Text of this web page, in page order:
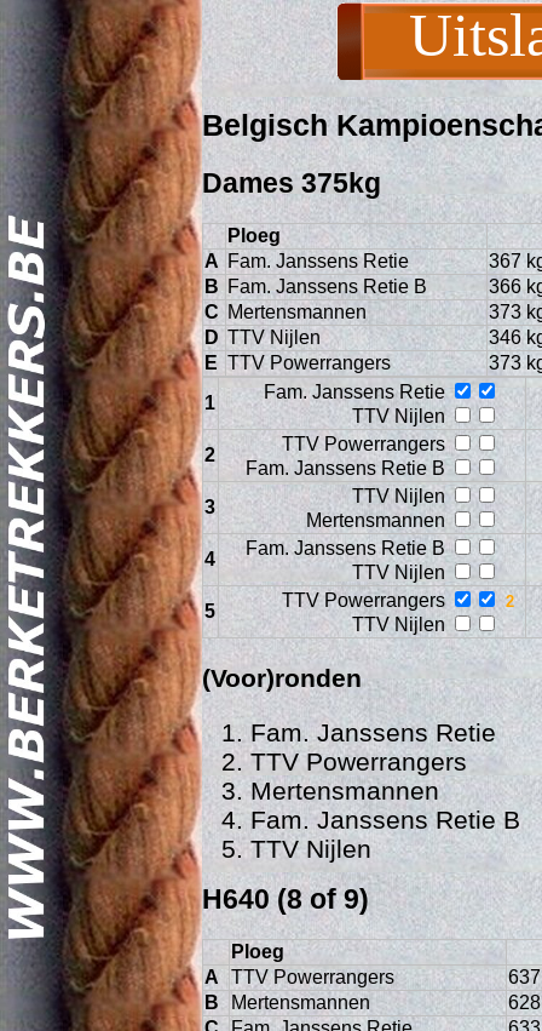
Belgisch
Dames 375kg
Ploeg
A Fam. Janssens Retie
367
B Fam. Janssens Retie B
366
C Mertensmannen
373
D TTV Nijlen
346
E TTV Powerrangers
373
1
Fam. Janssens Retie
TTV Nijlen
2
TTV Powerrangers
Fam. Janssens Retie B
3
TTV Nijlen
Mertensmannen
4
Fam. Janssens Retie B
TTV Nijlen
5
TTV Powerrangers
TTV Nijlen
(Voor)ronden
Fam. Janssens Retie
TTV Powerrangers
Mertensmannen
Fam. Janssens Retie B
TTV Nijlen
H640 (8 of 9)
Ploeg
A
TTV Powerrangers
B
Mertensmannen